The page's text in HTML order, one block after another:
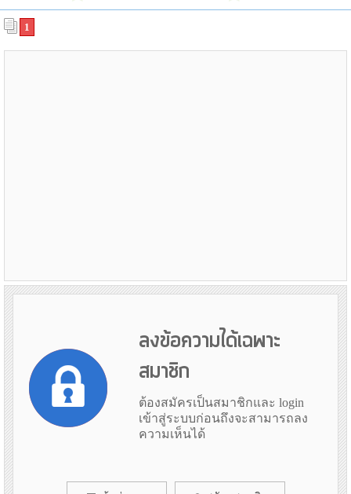
1
ลงข้อความได้เฉพาะ
สมาชิก
ต้องสมัครเป็นสมาชิกและ login
เข้าสู่ระบบก่อนถึงจะสามารถลง
ความเห็นได้